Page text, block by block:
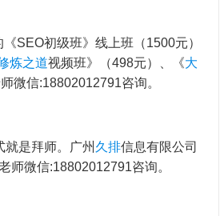
《SEO初级班》线上班（1500元）
炼之道视频班》（498元）、《大
微信:18802012791咨询。
是拜师。广州 久排信息有限公司
师微信:18802012791咨询。